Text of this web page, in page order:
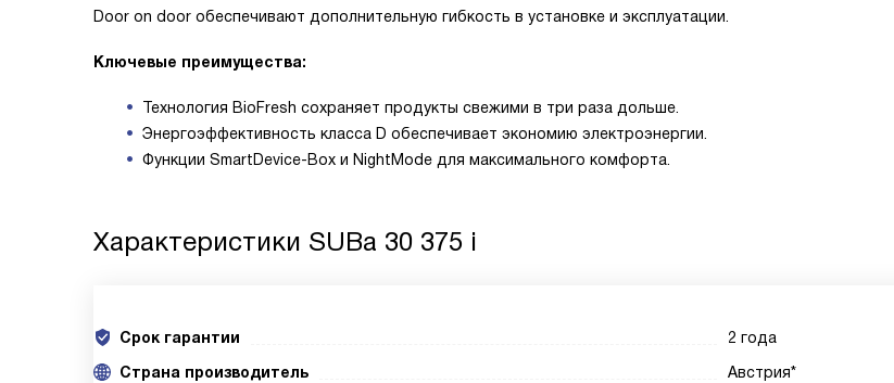
Door on door обеспечивают дополнительную гибкость в установке и эксплуатации.
Ключевые преимущества:
Технология BioFresh сохраняет продукты свежими в три раза дольше.
Энергоэффективность класса D обеспечивает экономию электроэнергии.
Функции SmartDevice-Box и NightMode для максимального комфорта.
Характеристики SUBa 30 375 i
Срок гарантии
2 года
Cтрана производитель
Австрия*